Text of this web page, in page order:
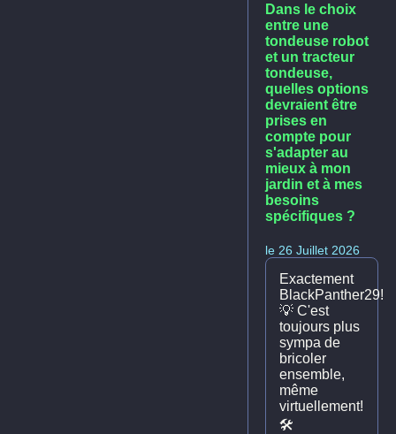
Dans le choix
entre une
tondeuse robot
et un tracteur
tondeuse,
quelles options
devraient être
prises en
compte pour
s'adapter au
mieux à mon
jardin et à mes
besoins
spécifiques ?
le 26 Juillet 2026
Exactement
BlackPanther29!
💡 C'est
toujours plus
sympa de
bricoler
ensemble,
même
virtuellement!
🛠️